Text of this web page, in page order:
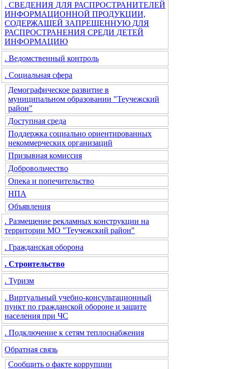
. СВЕДЕНИЯ ДЛЯ РАСПРОСТРАНИТЕЛЕЙ
ИНФОРМАЦИОННОЙ ПРОДУКЦИИ,
СОДЕРЖАЩЕЙ ЗАПРЕЩЕННУЮ ДЛЯ
РАСПРОСТРАНЕНИЯ СРЕДИ ДЕТЕЙ
ИНФОРМАЦИЮ
. Ведомственный контроль
. Социальная сфера
Демографическое развитие в
муниципальном образовании "Теучежский
район"
Доступная среда
Поддержка социально ориентированных
некоммерческих организаций
Призывная комиссия
Добровольчество
Опека и попечительство
НПА
Объявления
. Размещение рекламных конструкции на
территории МО "Теучежский район"
. Гражданская оборона
. Строительство
. Туризм
. Виртуальный учебно-консультационный
пункт по гражданской обороне и защите
населения при ЧС
. Подключение к сетям теплоснабжения
Обратная связь
Сообщить о факте коррупции